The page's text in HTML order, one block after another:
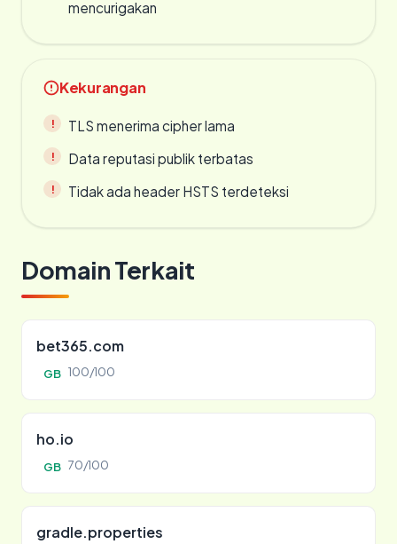
mencurigakan
Kekurangan
TLS menerima cipher lama
Data reputasi publik terbatas
Tidak ada header HSTS terdeteksi
Domain Terkait
bet365.com
GB 100/100
ho.io
GB 70/100
gradle.properties